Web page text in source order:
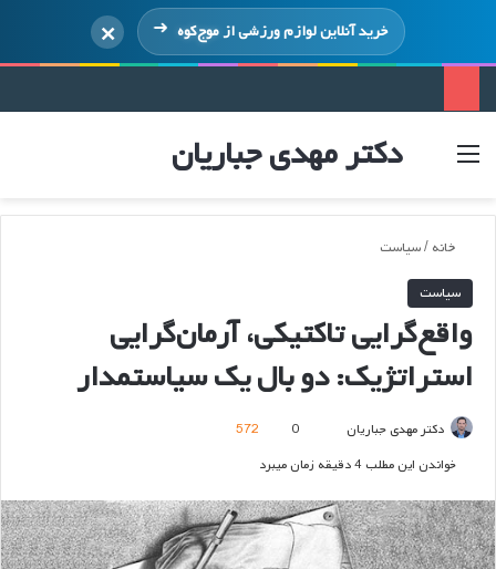
خرید آنلاین لوازم ورزشی ازموج‌کوه ×
دکتر مهدی جباریان منو ورود
خانه /سیاست
سیاست
واقع‌گرایی تاکتیکی، آرمان‌گرایی
استراتژیک: دو بال یک سیاستمدار
دکتر مهدی جباریان
ارسال0
572
خواندن این مطلب 4 دقیقه زمان میبرد